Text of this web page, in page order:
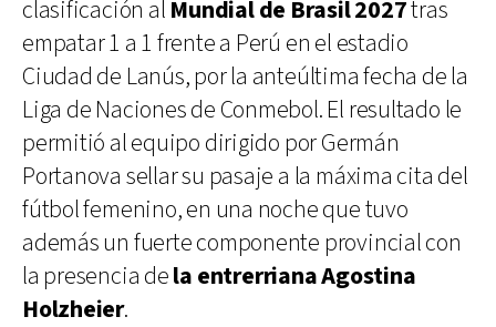
clasificación al Mundial de Brasil 2027tras
empatar 1 a 1 frente a Perú en el estadio
Ciudad de Lanús, por la anteúltima fecha de la
Liga de Naciones de Conmebol. El resultado le
permitió al equipo dirigido por Germán
Portanova sellar su pasaje a la máxima cita del
fútbol femenino, en una noche que tuvo
además un fuerte componente provincial con
la presencia dela entrerriana Agostina
Holzheier.